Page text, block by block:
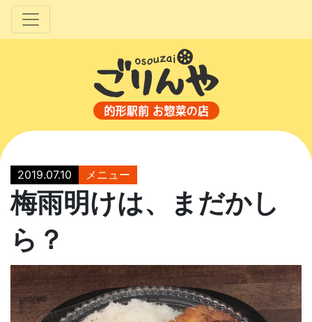
2019.07.10 メニュー
梅雨明けは、まだかし
ら？